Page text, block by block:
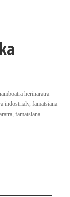
herinaratra
indostrialy, famatsiana
famatsiana